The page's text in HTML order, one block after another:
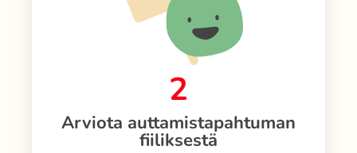
2
Arviota auttamistapahtuman
fiiliksestä